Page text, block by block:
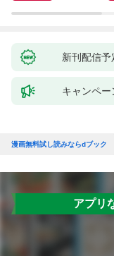
新刊配信予
キャンペー
漫画無料試し読みならdブック
アプリ